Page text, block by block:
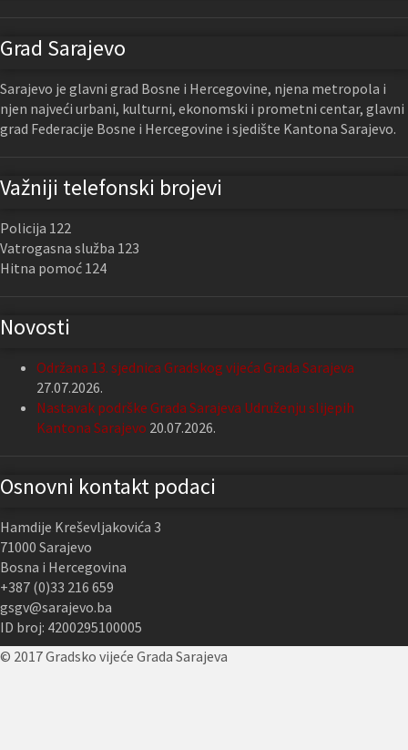
Grad Sarajevo
Sarajevo je glavni grad Bosne i Hercegovine, njena metropola i
njen najveći urbani, kulturni, ekonomski i prometni centar, glavni
grad Federacije Bosne i Hercegovine i sjedište Kantona Sarajevo.
Važniji telefonski brojevi
Policija 122
Vatrogasna služba 123
Hitna pomoć 124
Novosti
Održana 13. sjednica Gradskog vijeća Grada Sarajeva
27.07.2026.
Nastavak podrške Grada Sarajeva Udruženju slijepih
Kantona Sarajevo 20.07.2026.
Osnovni kontakt podaci
Hamdije Kreševljakovića 3
71000 Sarajevo
Bosna i Hercegovina
+387 (0)33 216 659
gsgv@sarajevo.ba
ID broj: 4200295100005
© 2017 Gradsko vijeće Grada Sarajeva